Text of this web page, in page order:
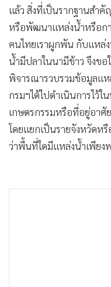
แล้ว สิ่งที่เป็นรากฐานสำคั
หรือพัฒนาแหล่งน้ำหรือก
คนไทยเราผูกพัน กับแหล่
น้ำมีปลาในนามีข้าว จึงข
พิจารณารวบรวมข้อมูลแ
กรมฯได้ไปดำเนินการไว้
เกษตรกรรมหรือที่อยู่อาศั
โดยแยกเป็นรายจังหวัดห
ว่าพื้นที่ใดมีแหล่งน้ำเพียง